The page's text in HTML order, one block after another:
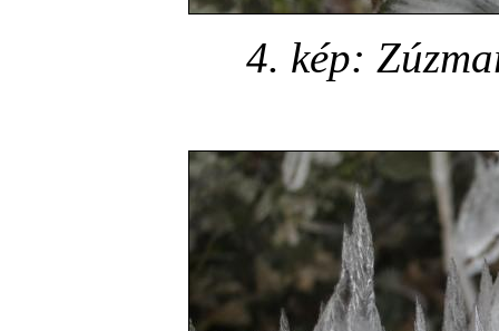
4. kép: